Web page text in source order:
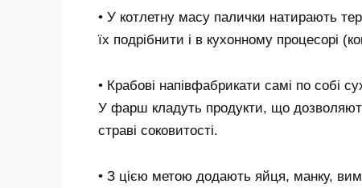
• У котлетну масу палички натирають
їх подрібнити і в кухонному процесорі
• Крабові напівфабрикати самі по собі
У фарш кладуть продукти, що
страві соковитості.
• З цією метою додають яйця, манку,